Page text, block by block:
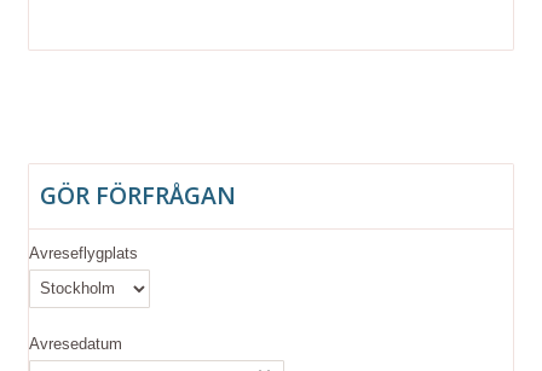
GÖR FÖRFRÅGAN
Avreseflygplats
Avresedatum